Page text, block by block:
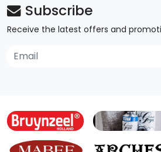
Subscribe
Receive the latest offers and